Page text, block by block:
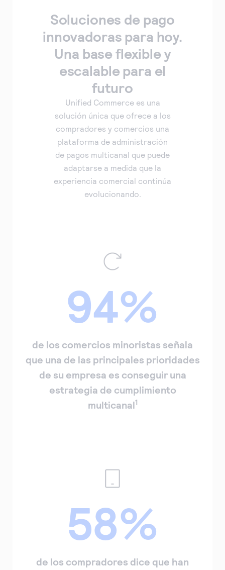
Soluciones de pago
innovadoras para hoy.
Una base flexible y
escalable para el
futuro
Unified Commerce es una
solución única que ofrece a los
compradores y comercios una
plataforma de administración
de pagos multicanal que puede
adaptarse a medida que la
experiencia comercial continúa
evolucionando.
94%
de los comercios minoristas señala
que una de las principales prioridades
de su empresa es conseguir una
estrategia de cumplimiento
multicanal1
58%
de los compradores dice que han